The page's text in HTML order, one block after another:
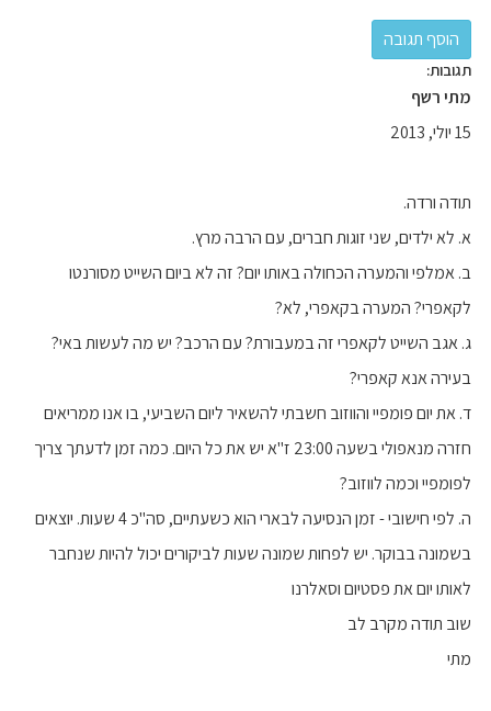
תגובות:
מתי רשף
15 יולי, 2013
תודה ורדה.
א. לא ילדים, שני זוגות חברים, עם הרבה מרץ.
ב. אמלפי והמערה הכחולה באותו יום? זה לא ביום השייט מסורנטו
לקאפרי? המערה בקאפרי, לא?
ג. אגב השייט לקאפרי זה במעבורת? עם הרכב? יש מה לעשות באי?
בעירה אנא קאפרי?
ד. את יום פומפיי והווזוב חשבתי להשאיר ליום השביעי, בו אנו ממריאים
חזרה מנאפולי בשעה 23:00 ז"א יש את כל היום. כמה זמן לדעתך צריך
לפומפיי וכמה לווזוב?
ה. לפי חישובי - זמן הנסיעה לבארי הוא כשעתיים, סה"כ 4 שעות. יוצאים
בשמונה בבוקר. יש לפחות שמונה שעות לביקורים יכול להיות שנחבר
לאותו יום את פסטיום וסאלרנו
שוב תודה מקרב לב
מתי